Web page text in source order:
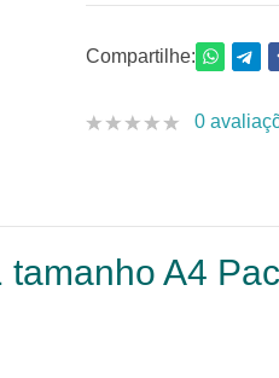
Compartilhe:
0
A4